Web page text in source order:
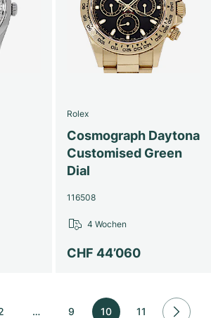
Rolex
Cosmograph Daytona
Customised Green
Dial
116508
CHF 44’060
4 Wochen
… 9 10 11